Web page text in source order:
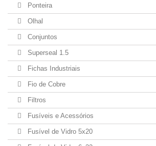
Ponteira
Olhal
Conjuntos
Superseal 1.5
Fichas Industriais
Fio de Cobre
Filtros
Fusíveis e Acessórios
Fusível de Vidro 5x20